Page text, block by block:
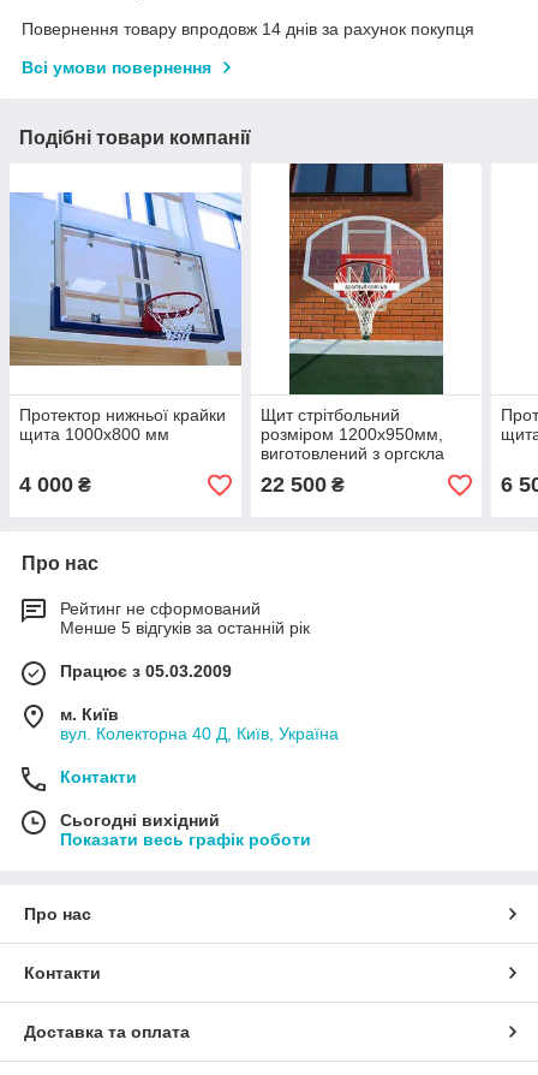
Повернення товару впродовж 14 днів за рахунок покупця
Всі умови повернення
Подібні товари компанії
Протектор нижньої крайки
щита 1000х800 мм
4 000 ₴
Щит стрітбольний
розміром 1200х950мм,
виготовлений з оргскла
товщиною 10 мм
22 500₴ 6
Про нас
Рейтинг не сформований
Менше 5 відгуків за останній рік
Працює з 05.03.2009
м. Київ
вул. Колекторна 40 Д, Київ, Україна
Контакти
Сьогодні вихідний
Показати весь графік роботи
Про нас
Контакти
Доставка та оплата